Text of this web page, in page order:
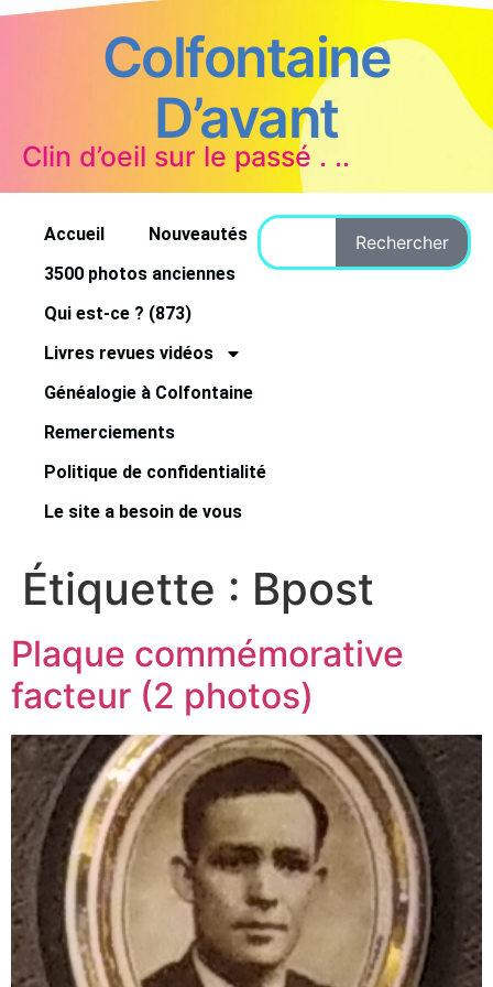
Colfontaine
D’avant
Clin d’oeil sur le passé . ..
Accueil
Nouveautés
3500 photos anciennes
Qui est-ce ? (873)
Livres revues vidéos
Généalogie à Colfontaine
Remerciements
Politique de confidentialité
Le site a besoin de vous
Rechercher
Étiquette : Bpost
Plaque commémorative
facteur (2 photos)